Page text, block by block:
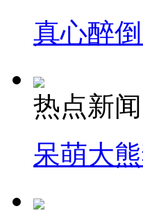
真心醉
热点新闻
呆萌大